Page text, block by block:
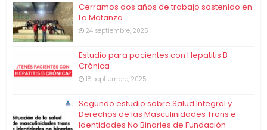
Cerramos dos años de trabajo sostenido en
La Matanza
24 septiembre, 2025
Estudio para pacientes con Hepatitis B
Crónica
18 septiembre, 2025
Segundo estudio sobre Salud Integral y
Derechos de las Masculinidades Trans e
Identidades No Binaries de Fundación